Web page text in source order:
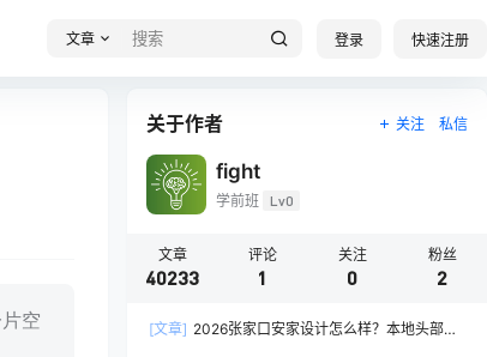
文章 登录 快速注册
空
关于作者 关注 私信
fight
学前班 Lv0
文章
40233
评论
1
关注
0
粉丝
2
[文章] 2026张家口安家设计怎么样？本地头部全